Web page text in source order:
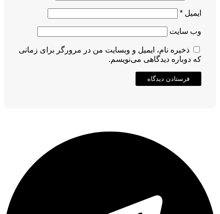
ایمیل *
وب‌ سایت
ذخیره نام، ایمیل و وبسایت من در مرورگر برای زمانی
که دوباره دیدگاهی می‌نویسم.